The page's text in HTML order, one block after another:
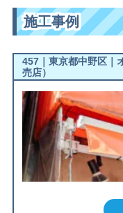
施工事例
457｜東京都中野区｜
売店）